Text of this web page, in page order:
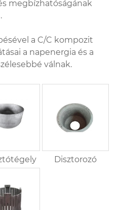
megbízhatóságának
a C/C kompozit
a napenergia és a
válnak.
Disztorozó